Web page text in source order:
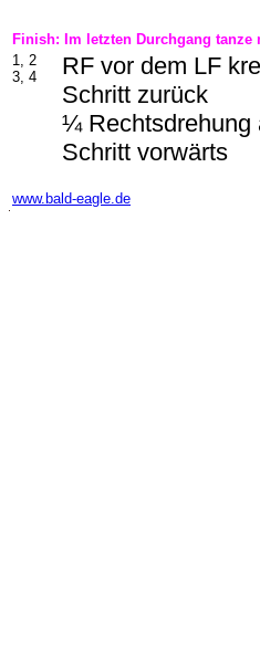
Finish: Im letzten Durchgang tanze
1, 2
3, 4
RF vor dem LF
Schritt zurück
¼ Rechtsdrehung
Schritt vorwärts
www.bald-eagle.de